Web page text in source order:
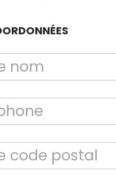
Bilan énergétique